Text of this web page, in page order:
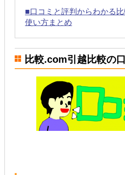
■口コミと評判からわかる
使い方まとめ
比較.com引越比較の